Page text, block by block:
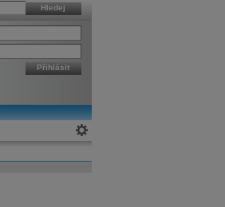
Hledej
Přihlásit